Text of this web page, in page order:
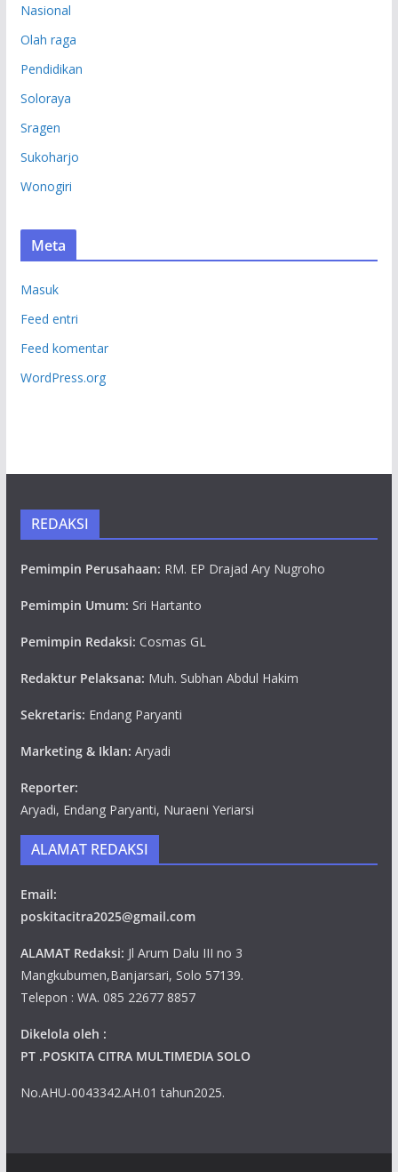
Nasional
Olah raga
Pendidikan
Soloraya
Sragen
Sukoharjo
Wonogiri
Meta
Masuk
Feed entri
Feed komentar
WordPress.org
REDAKSI
Pemimpin Perusahaan: RM. EP Drajad Ary Nugroho
Pemimpin Umum: Sri Hartanto
Pemimpin Redaksi: Cosmas GL
Redaktur Pelaksana: Muh. Subhan Abdul Hakim
Sekretaris: Endang Paryanti
Marketing & Iklan: Aryadi
Reporter:
Aryadi, Endang Paryanti, Nuraeni Yeriarsi
ALAMAT REDAKSI
Email:
poskitacitra2025@gmail.com
ALAMAT Redaksi: Jl Arum Dalu III no 3
Mangkubumen,Banjarsari, Solo 57139.
Telepon : WA. 085 22677 8857
Dikelola oleh :
PT .POSKITA CITRA MULTIMEDIA SOLO
No.AHU-0043342.AH.01 tahun2025.